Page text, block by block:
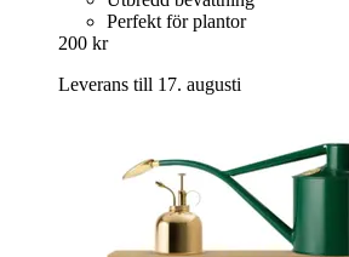
Perfekt för plantor
200 kr
Leverans till 17. augusti